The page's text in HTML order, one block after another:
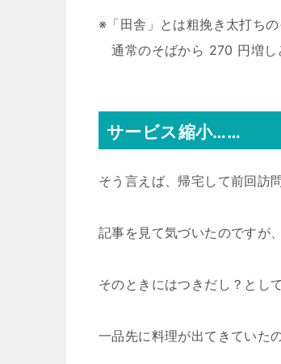
※「田舎」とは粗挽き太打ち
通常のそばから 270 円増し
サービス縮小……
そう言えば、帰宅して前回訪
記事を見て気づいたのですが、
そのときにはつきだし？として
一品先に料理が出てきていた